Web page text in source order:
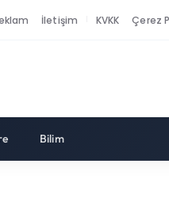
İletişim KVKK Çerez
Bilim